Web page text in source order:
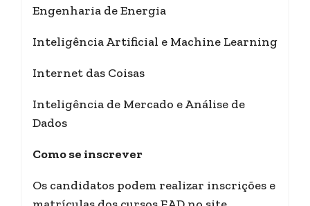
Engenharia de Energia
Inteligência Artificial e Machine Learning
Internet das Coisas
Inteligência de Mercado e Análise de
Dados
Como se inscrever
Os candidatos podem realizar inscrições e